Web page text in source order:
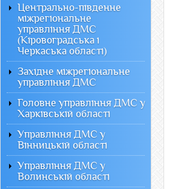
Центрально-південне
міжрегіональне
управління ДМС
(Кіровоградська і
Черкаська області)
Західне міжрегіональне
управління ДМС
Головне управління ДМС у
Харківській області
Управління ДМС у
Вінницькій області
Управління ДМС у
Волинській області